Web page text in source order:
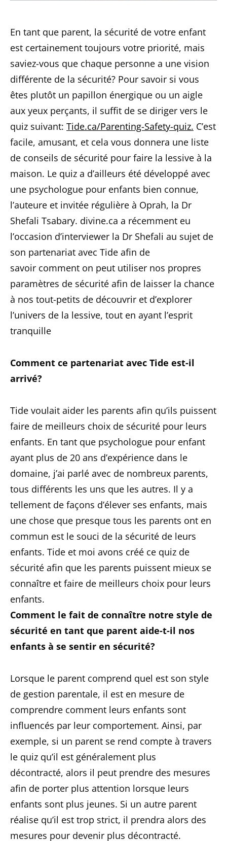
En tant que parent, la sécurité de votre enfant
est certainement toujours votre priorité, mais
saviez-vous que chaque personne a une vision
différente de la sécurité? Pour savoir si vous
êtes plutôt un papillon énergique ou un aigle
aux yeux perçants, il suffit de se diriger vers le
quiz suivant: Tide.ca/Parenting-Safety-quiz. C’est
facile, amusant, et cela vous donnera une liste
de conseils de sécurité pour faire la lessive à la
maison. Le quiz a d’ailleurs été développé avec
une psychologue pour enfants bien connue,
l’auteure et invitée régulière à Oprah, la Dr
Shefali Tsabary. divine.ca a récemment eu
l’occasion d’interviewer la Dr Shefali au sujet de
son partenariat avec Tide afin de
savoir comment on peut utiliser nos propres
paramètres de sécurité afin de laisser la chance
à nos tout-petits de découvrir et d’explorer
l’univers de la lessive, tout en ayant l’esprit
tranquille
Comment ce partenariat avec Tide est-il
arrivé?
Tide voulait aider les parents afin qu’ils puissent
faire de meilleurs choix de sécurité pour leurs
enfants. En tant que psychologue pour enfant
ayant plus de 20 ans d’expérience dans le
domaine, j’ai parlé avec de nombreux parents,
tous différents les uns que les autres. Il y a
tellement de façons d’élever ses enfants, mais
une chose que presque tous les parents ont en
commun est le souci de la sécurité de leurs
enfants. Tide et moi avons créé ce quiz de
sécurité afin que les parents puissent mieux se
connaître et faire de meilleurs choix pour leurs
enfants.
Comment le fait de connaître notre style de
sécurité en tant que parent aide-t-il nos
enfants à se sentir en sécurité?
Lorsque le parent comprend quel est son style
de gestion parentale, il est en mesure de
comprendre comment leurs enfants sont
influencés par leur comportement. Ainsi, par
exemple, si un parent se rend compte à travers
le quiz qu’il est généralement plus
décontracté, alors il peut prendre des mesures
afin de porter plus attention lorsque leurs
enfants sont plus jeunes. Si un autre parent
réalise qu’il est trop strict, il prendra alors des
mesures pour devenir plus décontracté.